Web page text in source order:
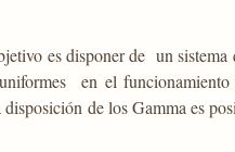
es disponer de un sistema
en el funcionamiento
de los Gamma es